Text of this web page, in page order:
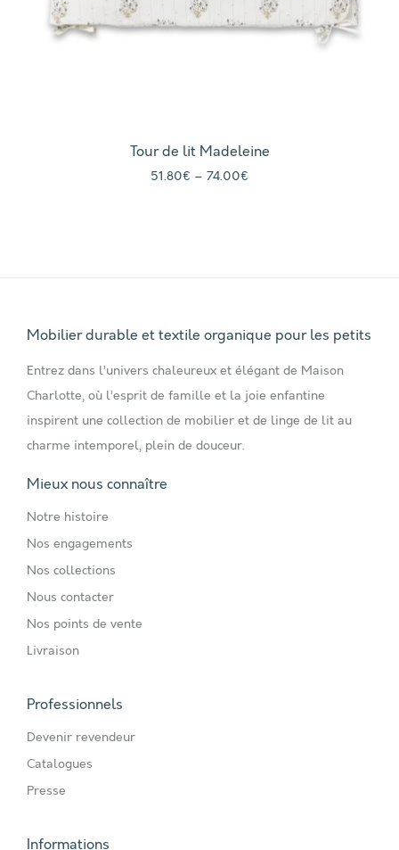
Tour de lit Madeleine
51.80€ – 74.00€
Mobilier durable et textile organique pour les petits
Entrez dans l’univers chaleureux et élégant de Maison
Charlotte, où l’esprit de famille et la joie enfantine
inspirent une collection de mobilier et de linge de lit au
charme intemporel, plein de douceur.
Mieux nous connaître
Notre histoire
Nos engagements
Nos collections
Nous contacter
Nos points de vente
Livraison
Professionnels
Devenir revendeur
Catalogues
Presse
Informations